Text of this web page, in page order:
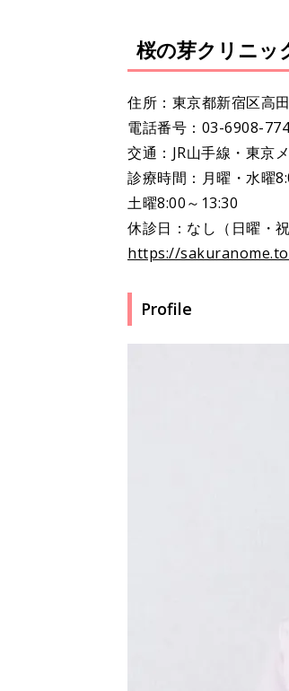
桜の芽クリニッ
住所：東京都新宿区高
電話番号：03-6908-
交通：JR山手線・東京
診療時間：月曜・水曜
土曜8:00～13:30
休診日：なし（日曜・
https://
Profile